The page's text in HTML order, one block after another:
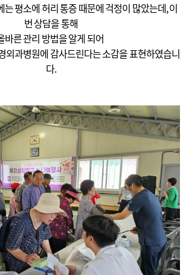
평소에 허리 통증 때문에 걱정이 많았는데, 이
번 상담을 통해
바른 관리 방법을 알게 되어
외과병원에 감사드린다는 소감을 표현하였습니
다.